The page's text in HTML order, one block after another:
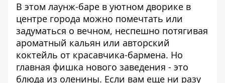
В этом лаунж-баре в уютном дворике в
центре города можно помечтать или
задуматься о вечном, неспешно потягивая
ароматный кальян или авторский
коктейль от красавчика-бармена. Но
главная фишка нового заведения - это
блюда из оленины. Если вам еще ни разу